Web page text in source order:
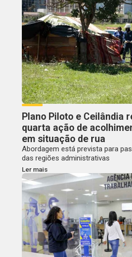
Plano Piloto e Ceilândia
quarta ação de
em situação de rua
Abordagem está prevista para
das regiões administrativas
Ler mais